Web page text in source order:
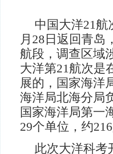
中国大洋21航
月28日返回青岛
航段，调查区域
大洋第21航次是
展的，国家海洋
海洋局北海分局
国家海洋局第一
29个单位，约
此次大洋科考